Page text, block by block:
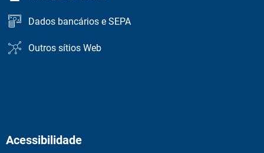
Dados bancários e SEPA
Outros sítios Web
Acessibilidade